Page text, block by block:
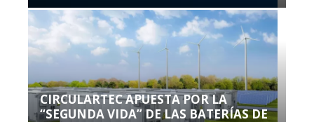
CIRCULARTEC APUESTA POR LA
“SEGUNDA VIDA” DE LAS BATERÍAS DE